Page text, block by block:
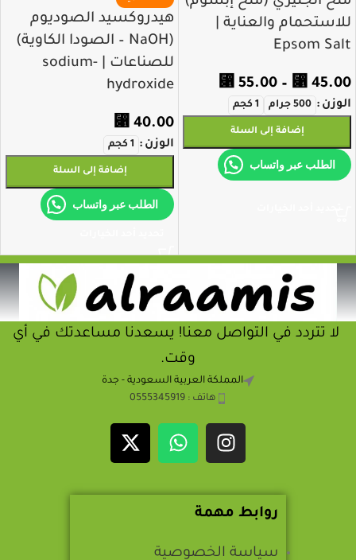
للاستحمام والعناية |
Epsom Salt
⃁ 45.00
–
⃁ 55.00
الوزن 500 جرام 1 كجم
إضافة إلى السلة
الطلب عبر واتساب
هيدروكسيد الصوديوم
(NaOH – الصودا الكاوية)
للصناعات | sodium-
hydroxide
⃁ 40.00
الوزن 1 كجم
إضافة إلى السلة
الطلب عبر واتساب
لا تتردد في التواصل معنا! يسعدنا مساعدتك في أي
وقت.
المملكة العربية السعودية - جدة
هاتف : 0555345919
روابط مهمة
سياسة الخصوصية